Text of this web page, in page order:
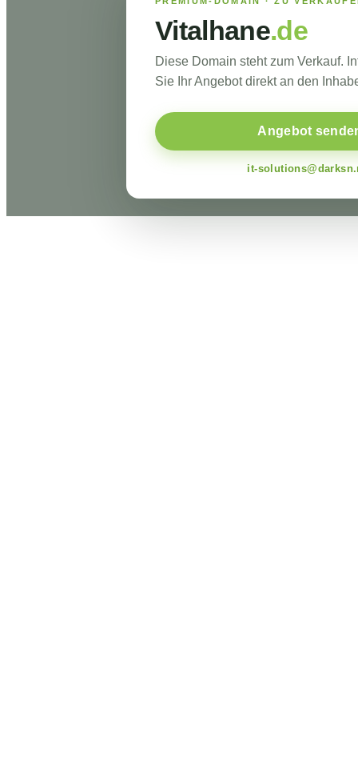
Vitalhane.de
Diese Domain steht zum Verkauf.
Sie Ihr Angebot direkt an den
Angebot
it-